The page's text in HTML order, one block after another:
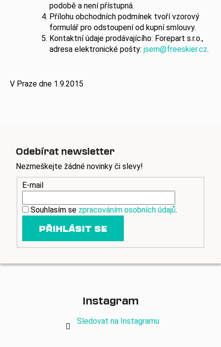
podobě a není přístupná.
Přílohu obchodních podmínek tvoří vzorový
formulář pro odstoupení od kupní smlouvy.
Kontaktní údaje prodávajícího: Forepart s.r.o.,
adresa elektronické pošty: jsem@freeskier.cz.
V Praze dne 1.9.2015
Odebírat newsletter
Nezmeškejte žádné novinky či slevy!
E-mail
Souhlasím se zpracováním osobních údajů.
PŘIHLÁSIT SE
Instagram
Sledovat na Instagramu